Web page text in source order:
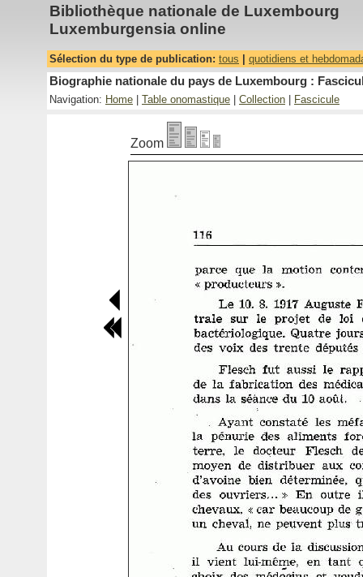
Bibliothèque nationale de Luxembourg
Luxemburgensia online
Sélection du type de publication: tous quotidiens et
Biographie nationale du pays de Luxembourg :
Navigation: Home Table onomastique Collection Fascicule
Zoom